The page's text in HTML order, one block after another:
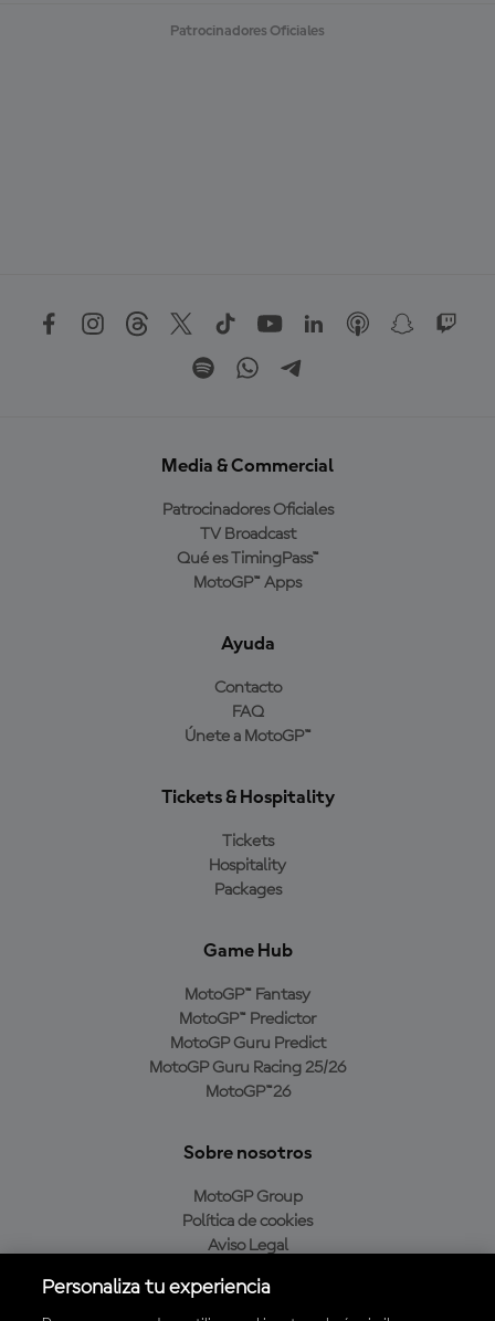
Patrocinadores Oficiales
Media & Commercial
Patrocinadores Oficiales
TV Broadcast
Qué es TimingPass™
MotoGP™ Apps
Ayuda
Contacto
FAQ
Únete a MotoGP™
Tickets & Hospitality
Tickets
Hospitality
Packages
Game Hub
MotoGP™ Fantasy
MotoGP™ Predictor
MotoGP Guru Predict
MotoGP Guru Racing 25/26
MotoGP™26
Sobre nosotros
MotoGP Group
Política de cookies
Aviso Legal
Política de compra
Personaliza tu experiencia